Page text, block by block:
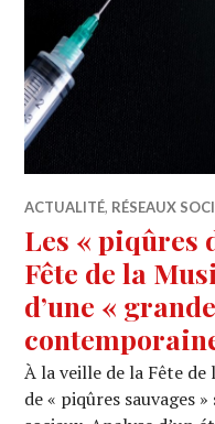
ACTUALITÉ, RÉSEAUX
Les « piqûres
Fête de la
d’une «
À la veille de la Fête de
de « piqûres sauvages